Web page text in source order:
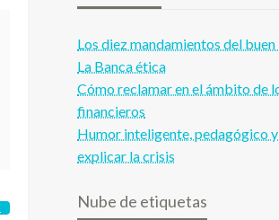
Los diez mandamientos del
La Banca ética
Cómo reclamar en el ámbito de
financieros
Humor inteligente, pedagógico
explicar la crisis
Nube de etiquetas